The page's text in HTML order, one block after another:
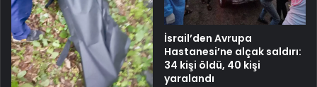
İsrail’den Avrupa
Hastanesi’ne alçak saldırı:
34 kişi öldü, 40 kişi
yaralandı